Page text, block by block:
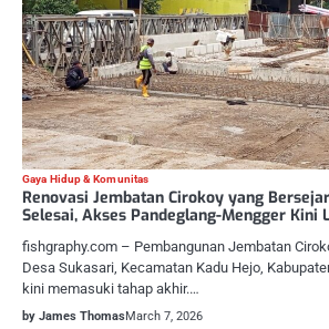
Gaya Hidup & Komunitas
Renovasi Jembatan Cirokoy yang
Selesai, Akses Pandeglang-Mengger Kini
fishgraphy.com – Pembangunan Jembatan
Desa Sukasari, Kecamatan Kadu Hejo,
kini memasuki tahap akhir.…
by James ThomasMarch 7, 2026